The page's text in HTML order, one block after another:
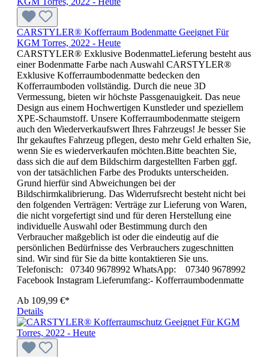
CARSTYLER® Kofferraum Bodenmatte Geeignet Für
KGM Torres, 2022 - Heute
CARSTYLER® Exklusive BodenmatteLieferung besteht aus
einer Bodenmatte Farbe nach Auswahl CARSTYLER®
Exklusive Kofferraumbodenmatte bedecken den
Kofferraumboden vollständig. Durch die neue 3D
Vermessung, bieten wir höchste Passgenauigkeit. Das neue
Design aus einem Hochwertigen Kunstleder und speziellem
XPE-Schaumstoff. Unsere Kofferraumbodenmatte steigern
auch den Wiederverkaufswert Ihres Fahrzeugs! Je besser Sie
Ihr gekauftes Fahrzeug pflegen, desto mehr Geld erhalten Sie,
wenn Sie es wiederverkaufen möchten.Bitte beachten Sie,
dass sich die auf dem Bildschirm dargestellten Farben ggf.
von der tatsächlichen Farbe des Produkts unterscheiden.
Grund hierfür sind Abweichungen bei der
Bildschirmkalibrierung. Das Widerrufsrecht besteht nicht bei
den folgenden Verträgen: Verträge zur Lieferung von Waren,
die nicht vorgefertigt sind und für deren Herstellung eine
individuelle Auswahl oder Bestimmung durch den
Verbraucher maßgeblich ist oder die eindeutig auf die
persönlichen Bedürfnisse des Verbrauchers zugeschnitten
sind. Wir sind für Sie da bitte kontaktieren Sie uns.
Telefonisch: 07340 9678992 WhatsApp: 07340 9678992
Facebook Instagram Lieferumfang:- Kofferraumbodenmatte
Ab 109,99 €*
Details